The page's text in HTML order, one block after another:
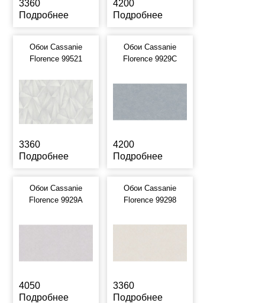
3360
Подробнее
4200
Подробнее
Обои Cassanie
Florence 99521
3360
Подробнее
Обои Cassanie
Florence 9929C
4200
Подробнее
Обои Cassanie
Florence 9929A
4050
Подробнее
Обои Cassanie
Florence 99298
3360
Подробнее